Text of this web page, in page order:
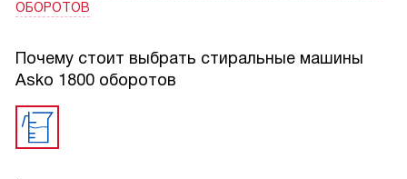
ОБОРОТОВ
Почему стоит выбрать стиральные машины
Asko 1800 оборотов